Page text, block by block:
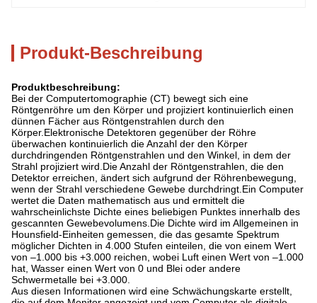
Produkt-Beschreibung
Produktbeschreibung:
Bei der Computertomographie (CT) bewegt sich eine
Röntgenröhre um den Körper und projiziert kontinuierlich einen
dünnen Fächer aus Röntgenstrahlen durch den
Körper.Elektronische Detektoren gegenüber der Röhre
überwachen kontinuierlich die Anzahl der den Körper
durchdringenden Röntgenstrahlen und den Winkel, in dem der
Strahl projiziert wird.Die Anzahl der Röntgenstrahlen, die den
Detektor erreichen, ändert sich aufgrund der Röhrenbewegung,
wenn der Strahl verschiedene Gewebe durchdringt.Ein Computer
wertet die Daten mathematisch aus und ermittelt die
wahrscheinlichste Dichte eines beliebigen Punktes innerhalb des
gescannten Gewebevolumens.Die Dichte wird im Allgemeinen in
Hounsfield-Einheiten gemessen, die das gesamte Spektrum
möglicher Dichten in 4.000 Stufen einteilen, die von einem Wert
von –1.000 bis +3.000 reichen, wobei Luft einen Wert von –1.000
hat, Wasser einen Wert von 0 und Blei oder andere
Schwermetalle bei +3.000.
Aus diesen Informationen wird eine Schwächungskarte erstellt,